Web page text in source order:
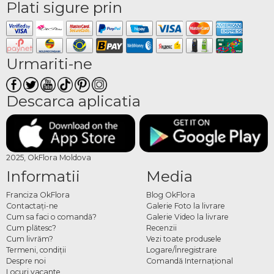
Plati sigure prin
Urmariti-ne
Descarca aplicatia
2025, OkFlora Moldova
Informatii
Franciza OkFlora
Contactaţi-ne
Cum sa faci o comandă?
Cum plătesc?
Cum livrăm?
Termeni, condiţii
Despre noi
Locuri vacante
Media
Blog OkFlora
Galerie Foto la livrare
Galerie Video la livrare
Recenzii
Vezi toate produsele
Logare/Înregistrare
Comandă Internațional